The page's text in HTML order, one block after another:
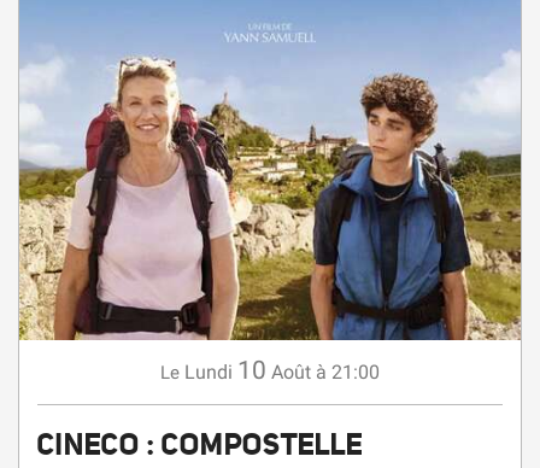
Le Lundi 10 Août à 21:00
CINECO : COMPOSTELLE